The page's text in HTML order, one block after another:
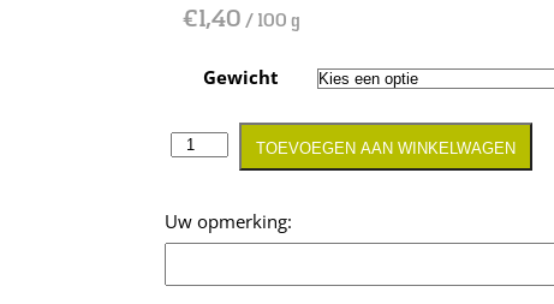
€1,40 / 100 g
Gewicht
Opmerking
TOEVOEGEN AAN WINKELWAGEN